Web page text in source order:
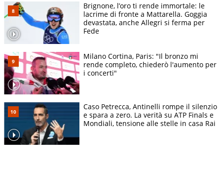
Brignone, l’oro ti rende immortale: le
lacrime di fronte a Mattarella. Goggia
devastata, anche Allegri si ferma per
Fede
Milano Cortina, Paris: "Il bronzo mi
rende completo, chiederò l'aumento per
i concerti"
Caso Petrecca, Antinelli rompe il silenzio
e spara a zero. La verità su ATP Finals e
Mondiali, tensione alle stelle in casa Rai